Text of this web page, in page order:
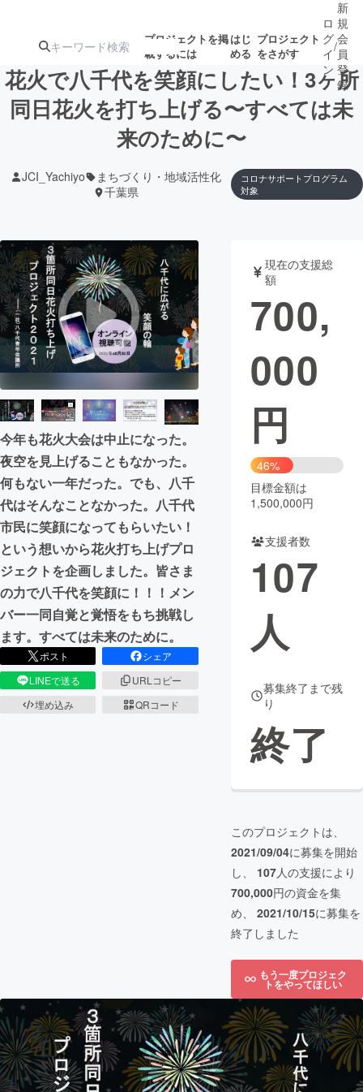
プロジェクトを掲
載するには
はじ
める
プロジェクト
をさがす
注目の新着プロ募集終了が近いプ
テクノロジー・ガジェット ゲーム・サ
映像・映画 書籍・雑誌
ビジネス・起業
まちづくり・地域活性化
CAMPFIRE for Social Good
CAMPFIRE Creation
CAMPFIREふるさと納税
コミュニティ
ロ
グ
イ
ン
/
新
規
会
員
登
録
花火で八千代を笑顔にしたい！3ヶ所
同日花火を打ち上げる〜すべては未
来のために〜
JCI_Yachiyo
まちづくり・地域活性化
千葉県
コロナサポートプログラム
対象
今年も花火大会は中止になった。
夜空を見上げることもなかった。
何もない一年だった。でも、八千
代はそんなことなかった。八千代
市民に笑顔になってもらいたい！
という想いから花火打ち上げプロ
ジェクトを企画しました。皆さま
の力で八千代を笑顔に！！！メン
バー一同自覚と覚悟をもち挑戦し
ます。すべては未来のために。
ポスト
シェア
LINEで送る
URLコピー
埋め込み
QRコード
現在の支援総
額
700,
000
円
46%
目標金額は
1,500,000円
支援者数
107
人
募集終了まで残
り
終了
このプロジェクトは、
2021/09/04に募集を開始
し、 107人の支援により
700,000円の資金を集
め、 2021/10/15に募集を
終了しました
もう一度プロジェク
トをやってほしい